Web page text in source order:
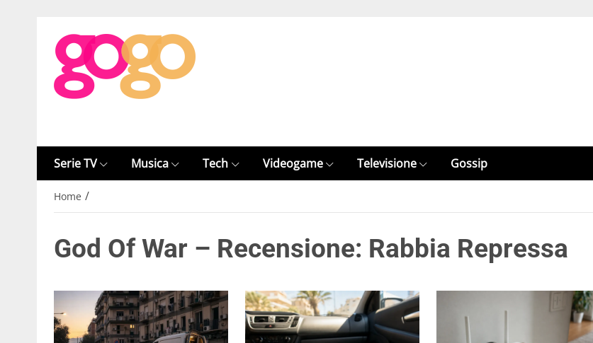
Serie TV Musica Tech Videogame Televisione Gossip
Home /
God Of War – Recensione: Rabbia Repressa